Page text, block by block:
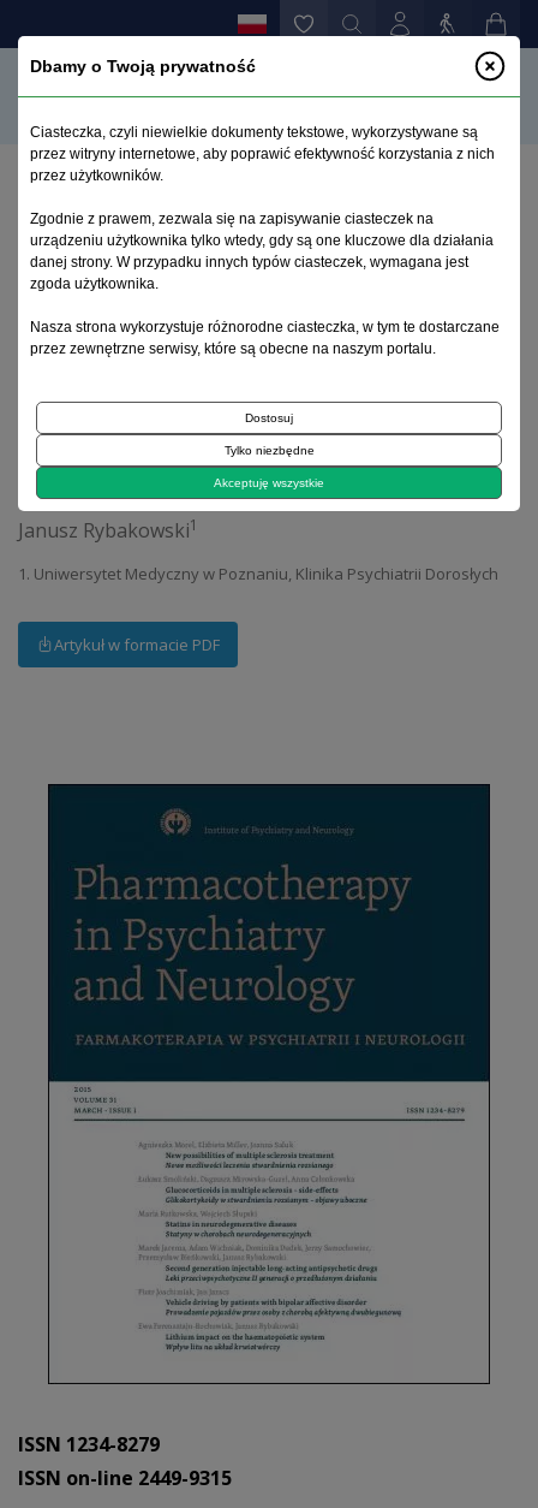
ISSN 1234-8279
ISSN on-line 2449-9315
Archiwum 1995–2023
2006, tom 22, zeszyt 2
Editorial
Janusz Rybakowski1
1. Uniwersytet Medyczny w Poznaniu, Klinika Psychiatrii Dorosłych
Artykuł w formacie PDF
Dbamy o Twoją prywatność
Ciasteczka, czyli niewielkie dokumenty tekstowe, wykorzystywane są
przez witryny internetowe, aby poprawić efektywność korzystania z nich
przez użytkowników.
Zgodnie z prawem, zezwala się na zapisywanie ciasteczek na
urządzeniu użytkownika tylko wtedy, gdy są one kluczowe dla działania
danej strony. W przypadku innych typów ciasteczek, wymagana jest
zgoda użytkownika.
Nasza strona wykorzystuje różnorodne ciasteczka, w tym te dostarczane
przez zewnętrzne serwisy, które są obecne na naszym portalu.
Dostosuj
Tylko niezbędne
Akceptuję wszystkie